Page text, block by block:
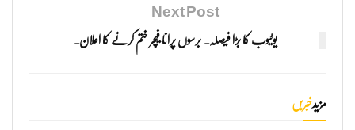
Next Post
یوٹیوب کا بڑا فیصلہ۔ برسوں پرانا فیچر ختم کرنے کا اعلان۔
مزیدخبریں